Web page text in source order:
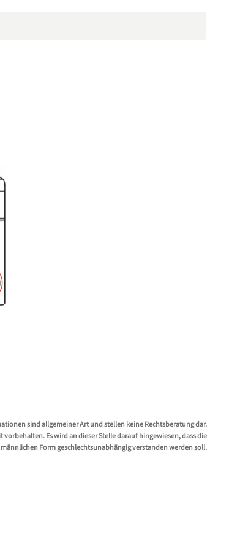
sind allgemeiner Art und stellen keine Rechtsberatung dar.
Es wird an dieser Stelle darauf hingewiesen, dass die
Form geschlechtsunabhängig verstanden werden soll.